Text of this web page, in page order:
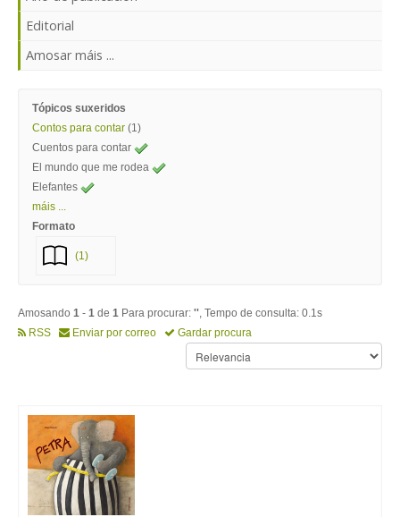
Editorial
Amosar máis ...
Tópicos suxeridos
Contos para contar (1)
Cuentos para contar
El mundo que me rodea
Elefantes
máis ...
Formato
(1)
Amosando 1 - 1 de 1 Para procurar: '', Tempo de consulta: 0.1s
RSS
Enviar por correo Gardar procura